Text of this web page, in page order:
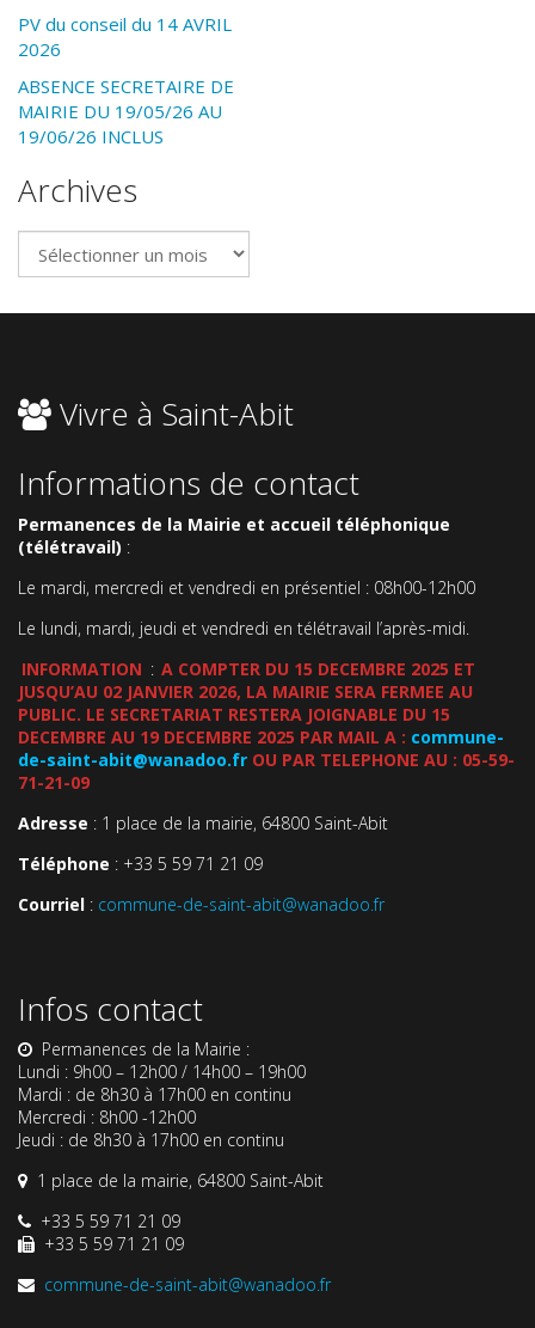
PV du conseil du 14 AVRIL
2026
ABSENCE SECRETAIRE DE
MAIRIE DU 19/05/26 AU
19/06/26 INCLUS
Archives
Archives
Vivre à Saint-Abit
Informations de contact
Permanences de la Mairie et accueil téléphonique
(télétravail) :
Le mardi, mercredi et vendredi en présentiel : 08h00-12h00
Le lundi, mardi, jeudi et vendredi en télétravail l’après-midi.
INFORMATION : A COMPTER DU 15 DECEMBRE 2025 ET
JUSQU’AU 02 JANVIER 2026, LA MAIRIE SERA FERMEE AU
PUBLIC. LE SECRETARIAT RESTERA JOIGNABLE DU 15
DECEMBRE AU 19 DECEMBRE 2025 PAR MAIL A : commune-
de-saint-abit@wanadoo.fr OU PAR TELEPHONE AU : 05-59-
71-21-09
Adresse : 1 place de la mairie, 64800 Saint-Abit
Téléphone : +33 5 59 71 21 09
Courriel : commune-de-saint-abit@wanadoo.fr
Infos contact
Permanences de la Mairie :
Lundi : 9h00 – 12h00 / 14h00 – 19h00
Mardi : de 8h30 à 17h00 en continu
Mercredi : 8h00 -12h00
Jeudi : de 8h30 à 17h00 en continu
1 place de la mairie, 64800 Saint-Abit
+33 5 59 71 21 09
+33 5 59 71 21 09
commune-de-saint-abit@wanadoo.fr